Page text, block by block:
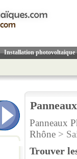
Installation photovoltaique
Panneaux
Rhône >
Trouver